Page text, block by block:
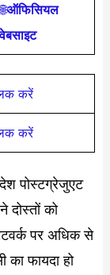
ऑफिसियल
करें
करें
पोस्टग्रेजुएट
को
पर अधिक से
फायदा हो